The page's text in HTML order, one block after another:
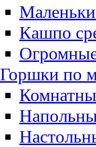
Кашпо
Горшки по